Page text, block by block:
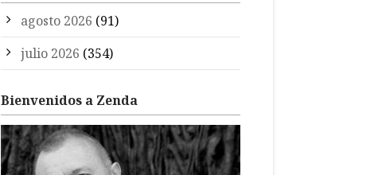
agosto 2026 (91)
julio 2026 (354)
Bienvenidos a Zenda